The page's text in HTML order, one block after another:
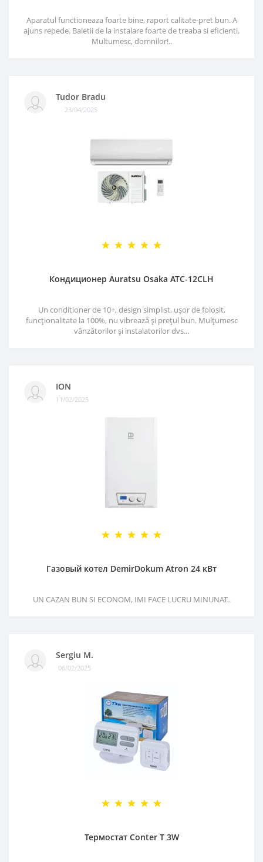
Aparatul functioneaza foarte bine, raport calitate-pret bun. A
ajuns repede. Baietii de la instalare foarte de treaba si eficienti.
Multumesc, domnilor!..
Tudor Bradu
23/04/2025
Кондиционер Auratsu Osaka ATC-12CLH
Un conditioner de 10+, design simplist, ușor de folosit,
funcționalitate la 100%, nu vibrează și prețul bun. Mulțumesc
vânzătorilor și instalatorilor dvs...
ION
11/02/2025
Газовый котел DemirDokum Atron 24 кВт
UN CAZAN BUN SI ECONOM, IMI FACE LUCRU MINUNAT..
Sergiu M.
06/02/2025
Термостат Conter T 3W